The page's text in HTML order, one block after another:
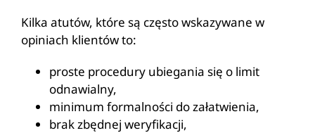
Kilka atutów, które są często wskazywane w
opiniach klientów to:
proste procedury ubiegania się o limit
odnawialny,
minimum formalności do załatwienia,
brak zbędnej weryfikacji,